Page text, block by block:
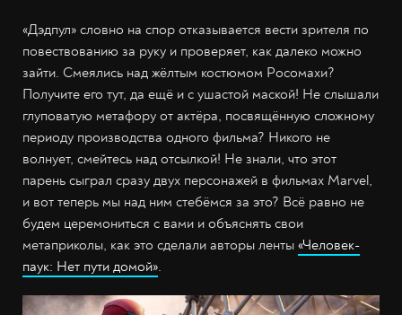
«Дэдпул» словно на спор отказывается вести зрителя по
повествованию за руку и проверяет, как далеко можно
зайти. Смеялись над жёлтым костюмом Росомахи?
Получите его тут, да ещё и с ушастой маской! Не слышали
глуповатую метафору от актёра, посвящённую сложному
периоду производства одного фильма? Никого не
волнует, смейтесь над отсылкой! Не знали, что этот
парень сыграл сразу двух персонажей в фильмах Marvel,
и вот теперь мы над ним стебёмся за это? Всё равно не
будем церемониться с вами и объяснять свои
метаприколы, как это сделали авторы ленты «Человек-
паук: Нет пути домой».